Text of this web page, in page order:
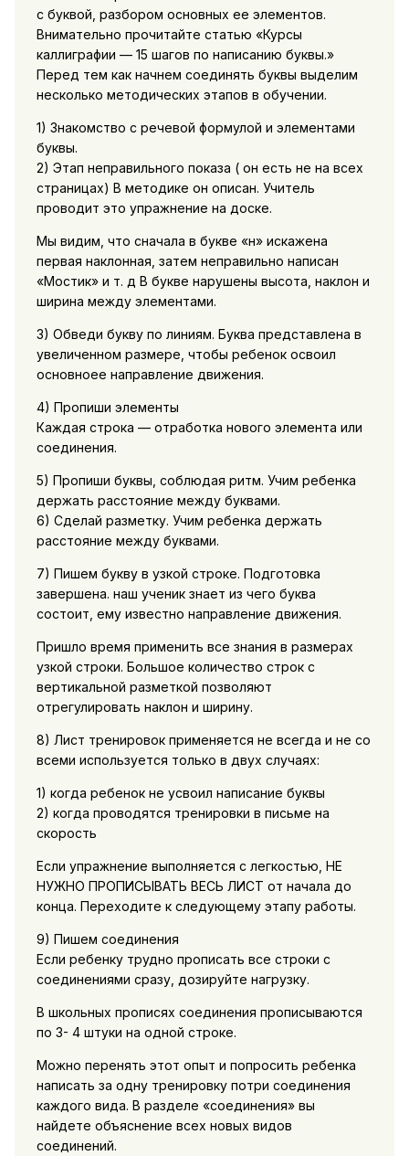
с буквой, разбором основных ее элементов.
Внимательно прочитайте статью «Курсы
каллиграфии — 15 шагов по написанию буквы.»
Перед тем как начнем соединять буквы выделим
несколько методических этапов в обучении.
1) Знакомство с речевой формулой и элементами
буквы.
2) Этап неправильного показа ( он есть не на всех
страницах) В методике он описан. Учитель
проводит это упражнение на доске.
Мы видим, что сначала в букве «н» искажена
первая наклонная, затем неправильно написан
«Мостик» и т. д В букве нарушены высота, наклон и
ширина между элементами.
3) Обведи букву по линиям. Буква представлена в
увеличенном размере, чтобы ребенок освоил
основноее направление движения.
4) Пропиши элементы
Каждая строка — отработка нового элемента или
соединения.
5) Пропиши буквы, соблюдая ритм. Учим ребенка
держать расстояние между буквами.
6) Сделай разметку. Учим ребенка держать
расстояние между буквами.
7) Пишем букву в узкой строке. Подготовка
завершена. наш ученик знает из чего буква
состоит, ему известно направление движения.
Пришло время применить все знания в размерах
узкой строки. Большое количество строк с
вертикальной разметкой позволяют
отрегулировать наклон и ширину.
8) Лист тренировок применяется не всегда и не со
всеми используется только в двух случаях:
1) когда ребенок не усвоил написание буквы
2) когда проводятся тренировки в письме на
скорость
Если упражнение выполняется с легкостью, НЕ
НУЖНО ПРОПИСЫВАТЬ ВЕСЬ ЛИСТ от начала до
конца. Переходите к следующему этапу работы.
9) Пишем соединения
Если ребенку трудно прописать все строки с
соединениями сразу, дозируйте нагрузку.
В школьных прописях соединения прописываются
по 3- 4 штуки на одной строке.
Можно перенять этот опыт и попросить ребенка
написать за одну тренировку потри соединения
каждого вида. В разделе «соединения» вы
найдете объяснение всех новых видов
соединений.